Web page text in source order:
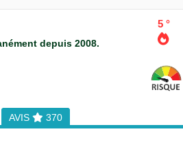
5 °
depuis 2008.
AVIS 370